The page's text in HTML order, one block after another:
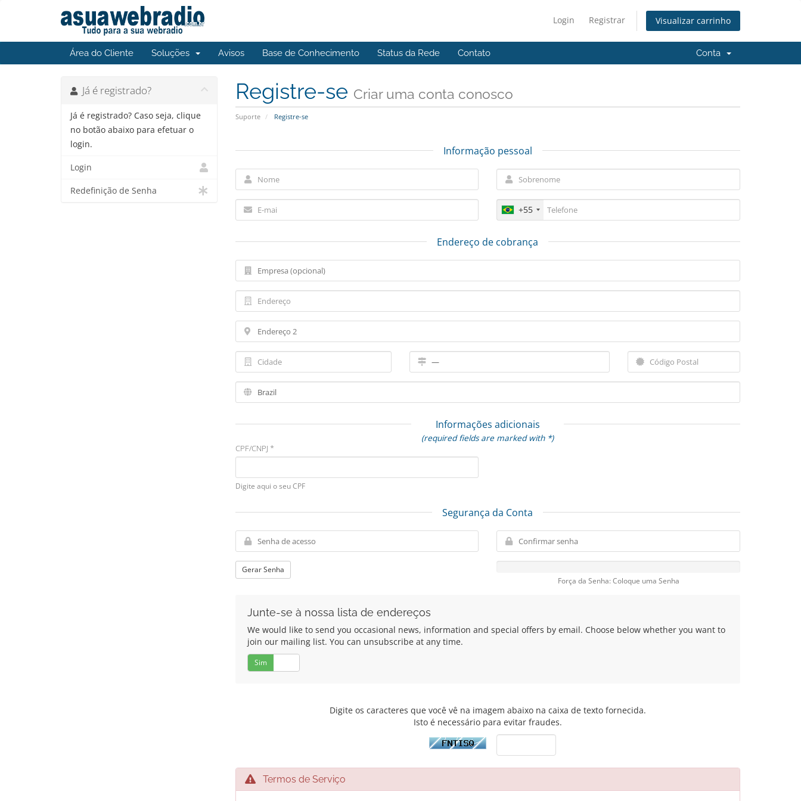
Login Registrar Visualizar carrinho
Área do Cliente Soluções Avisos Base de Conhecimento Status da Rede Contato Conta
Registre-se Criar uma conta conosco
Suporte Registre-se
Já é registrado?
Já é registrado? Caso seja, clique
no botão abaixo para efetuar o
login.
Login
Redefinição de Senha
Informação pessoal
+55
Endereço de cobrança
Informações adicionais
(required fields are marked with *)
CPF/CNPJ *
Digite aqui o seu CPF
Segurança da Conta
Gerar Senha
Força da Senha: Coloque uma Senha
Junte-se à nossa lista de endereços
We would like to send you occasional news, information and special offers by email. Choose below whether you want to
join our mailing list. You can unsubscribe at any time.
Sim
Digite os caracteres que você vê na imagem abaixo na caixa de texto fornecida.
Isto é necessário para evitar fraudes.
Termos de Serviço